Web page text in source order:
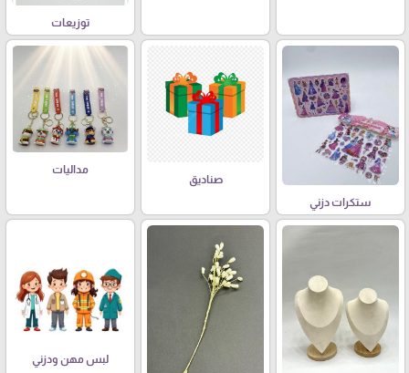
توزيعات
ستكرات دزني
صناديق
مداليات
لبس مهن ودزني